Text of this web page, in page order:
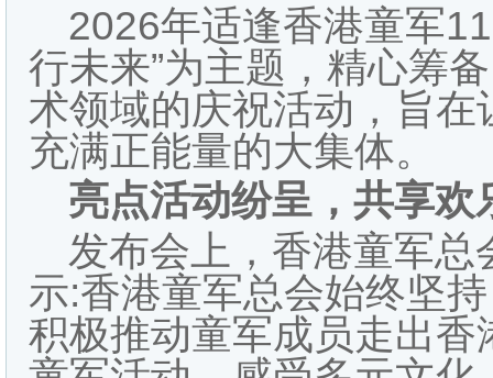
2026年适逢香港童军
行未来”为主题，精心筹
术领域的庆祝活动，旨
充满正能量的大集体。
亮点活动纷呈，共享欢
发布会上，香港童军
示:香港童军总会始终坚
积极推动童军成员走出